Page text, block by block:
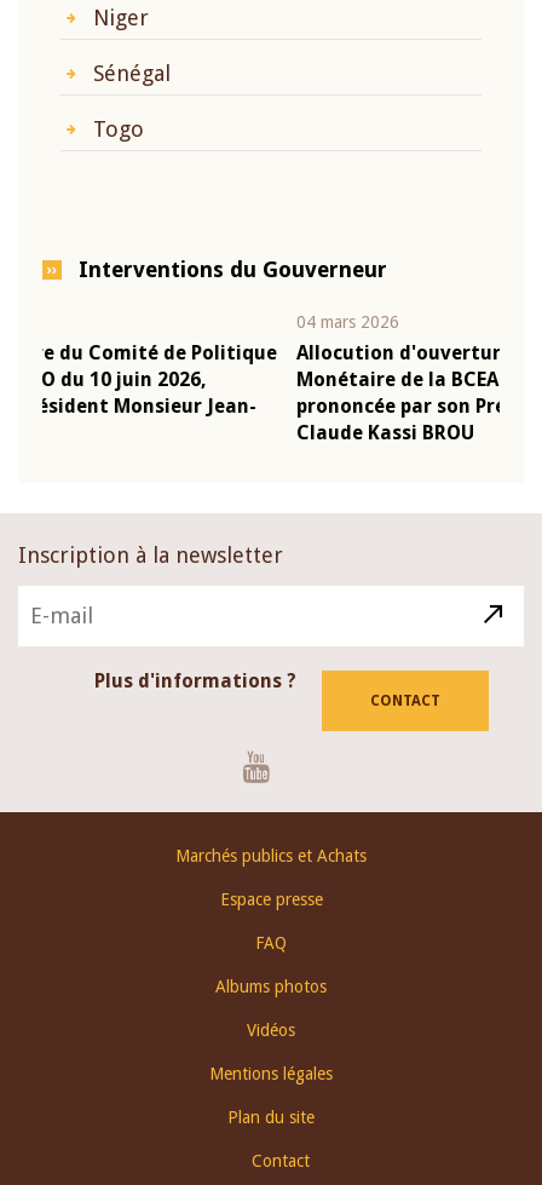
Niger
Sénégal
Togo
Interventions du Gouverneur
Allocution d'ouverture du Comité de Politique
Monétaire de la BCEAO du 4 mars 2026,
prononcée par son Président Monsieur Jean-
Inscription à la newsletter
Plus d'informations ?
CONTACT
Marchés publics et Achats
Espace presse
FAQ
Albums photos
Vidéos
Mentions légales
Plan du site
Contact